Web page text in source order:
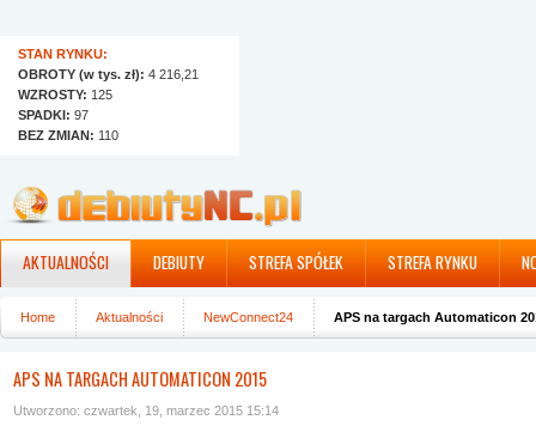
STAN RYNKU:
OBROTY (w tys. zł): 4 216,21
WZROSTY: 125
SPADKI: 97
BEZ ZMIAN: 110
AKTUALNOŚCI DEBIUTY STREFA SPÓŁEK STREFA RYNKU
Home Aktualności NewConnect24 APS na targach Automaticon
APS NA TARGACH AUTOMATICON 2015
Utworzono: czwartek, 19, marzec 2015 15:14